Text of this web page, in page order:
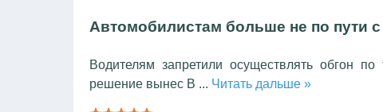
Автомобилистам больше не по пути
Водителям запретили осуществлять обгон
решение вынес В ... Читать дальше »